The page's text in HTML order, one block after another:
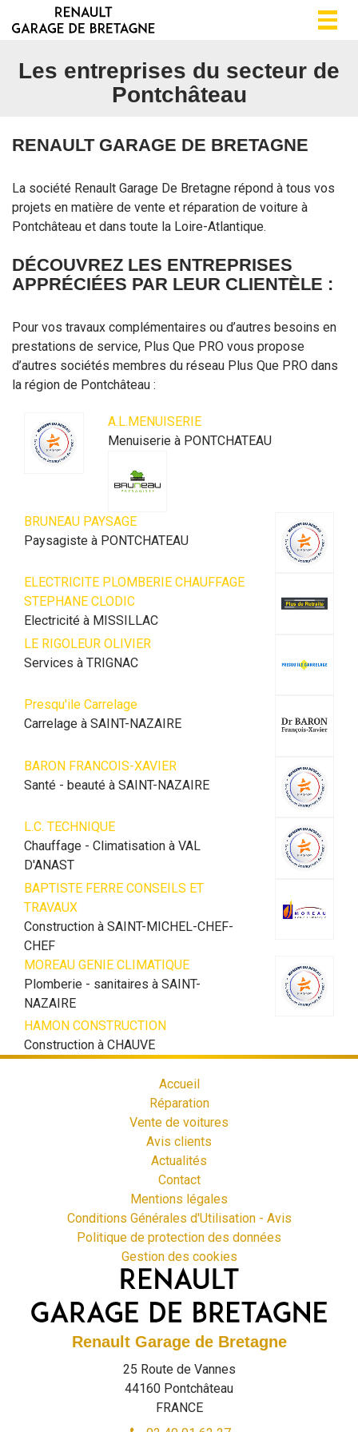
Les entreprises du secteur de
Pontchâteau
RENAULT GARAGE DE BRETAGNE
La société Renault Garage De Bretagne répond à tous vos
projets en matière de vente et réparation de voiture à
Pontchâteau et dans toute la Loire-Atlantique.
DÉCOUVREZ LES ENTREPRISES
APPRÉCIÉES PAR LEUR CLIENTÈLE :
Pour vos travaux complémentaires ou d’autres besoins en
prestations de service, Plus Que PRO vous propose
d’autres sociétés membres du réseau Plus Que PRO dans
la région de Pontchâteau :
A.L.MENUISERIE
Menuiserie à PONTCHATEAU
BRUNEAU PAYSAGE
Paysagiste à PONTCHATEAU
ELECTRICITE PLOMBERIE CHAUFFAGE
STEPHANE CLODIC
Electricité à MISSILLAC
LE RIGOLEUR OLIVIER
Services à TRIGNAC
Presqu'ile Carrelage
Carrelage à SAINT-NAZAIRE
BARON FRANCOIS-XAVIER
Santé - beauté à SAINT-NAZAIRE
L.C. TECHNIQUE
Chauffage - Climatisation à VAL
D'ANAST
BAPTISTE FERRE CONSEILS ET
TRAVAUX
Construction à SAINT-MICHEL-CHEF-
CHEF
MOREAU GENIE CLIMATIQUE
Plomberie - sanitaires à SAINT-
NAZAIRE
HAMON CONSTRUCTION
Construction à CHAUVE
Accueil
Réparation
Vente de voitures
Avis clients
Actualités
Contact
Mentions légales
Conditions Générales d'Utilisation - Avis
Politique de protection des données
Gestion des cookies
Renault Garage de Bretagne
25 Route de Vannes
44160 Pontchâteau
FRANCE